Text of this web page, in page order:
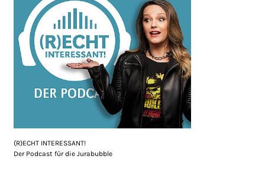
(R)ECHT INTERESSANT!
Der Podcast für die Jurabubble